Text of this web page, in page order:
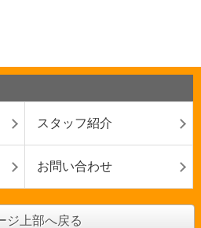
スタッフ紹介
お問い合わせ
ジ上部へ戻る